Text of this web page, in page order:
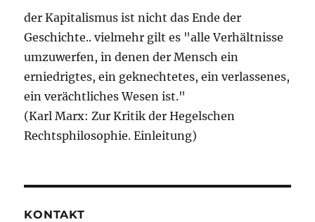
der Kapitalismus ist nicht das Ende der
Geschichte.. vielmehr gilt es "alle Verhältnisse
umzuwerfen, in denen der Mensch ein
erniedrigtes, ein geknechtetes, ein verlassenes,
ein verächtliches Wesen ist."
(Karl Marx: Zur Kritik der Hegelschen
Rechtsphilosophie. Einleitung)
KONTAKT